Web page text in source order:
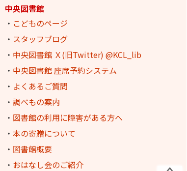
中央図書館
・ こどものページ
・ スタッフブログ
・ 中央図書館 Ｘ(旧Twitter) @KCL_lib
・ 中央図書館 座席予約システム
・ よくあるご質問
・ 調べもの案内
・ 図書館の利用に障害がある方へ
・ 本の寄贈について
・ 図書館概要
・ おはなし会のご紹介